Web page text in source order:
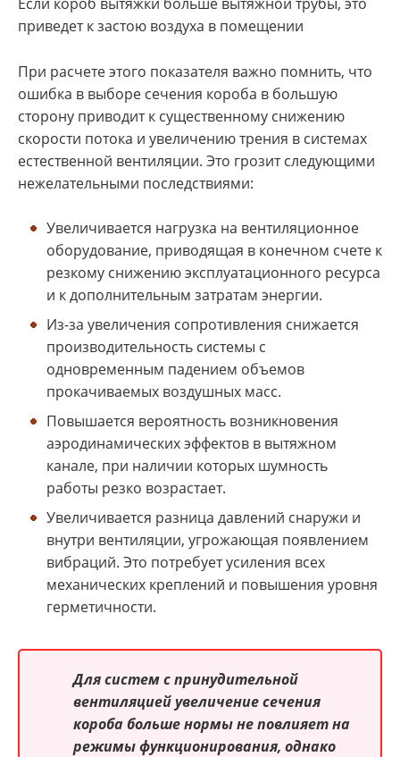
приведет к застою воздуха в помещении
При расчете этого показателя важно помнить, что
ошибка в выборе сечения короба в большую
сторону приводит к существенному снижению
скорости потока и увеличению трения в системах
естественной вентиляции. Это грозит следующими
нежелательными последствиями:
Увеличивается нагрузка на вентиляционное
оборудование, приводящая в конечном счете к
резкому снижению эксплуатационного ресурса
и к дополнительным затратам энергии.
Из-за увеличения сопротивления снижается
производительность системы с
одновременным падением объемов
прокачиваемых воздушных масс.
Повышается вероятность возникновения
аэродинамических эффектов в вытяжном
канале, при наличии которых шумность
работы резко возрастает.
Увеличивается разница давлений снаружи и
внутри вентиляции, угрожающая появлением
вибраций. Это потребует усиления всех
механических креплений и повышения уровня
герметичности.
Для систем с принудительной
вентиляцией увеличение сечения
короба больше нормы не повлияет на
режимы функционирования, однако